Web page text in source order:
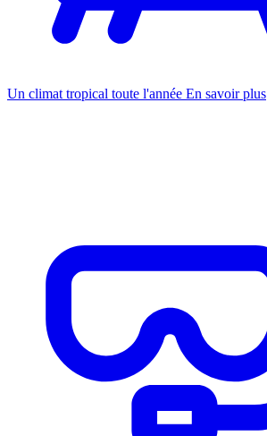
Un climat tropical toute l'année En savoir plus